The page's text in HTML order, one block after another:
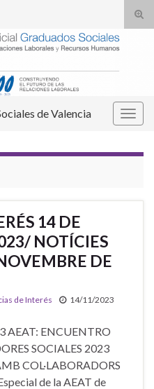
el
de Valencia
14 DE
NOTÍCIES
DE
de Interés 14/11/2023
AEAT: ENCUENTRO
SOCIALES 2023
COL·LABORADORS
de la AEAT de